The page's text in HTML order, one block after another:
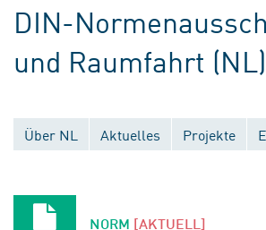
DIN-
und Raumfahrt (NL)
Über NL Aktuelles Projekte
NORM [AKTUELL]